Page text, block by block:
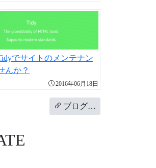
でサイトのメンテナン
んか？
2016年06月18日
ブログ…